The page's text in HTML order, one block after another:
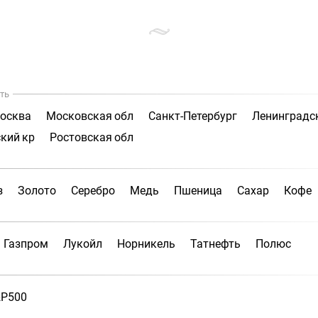
Московская обл Санкт-Петербург
кр
Ростовская обл
Золото Серебро Медь Пшеница Сахар Кофе
Газпром Лукойл Норникель Татнефть Полюс